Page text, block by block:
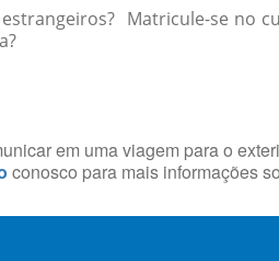
Matricule-se no
em uma viagem para o
conosco para mais informações